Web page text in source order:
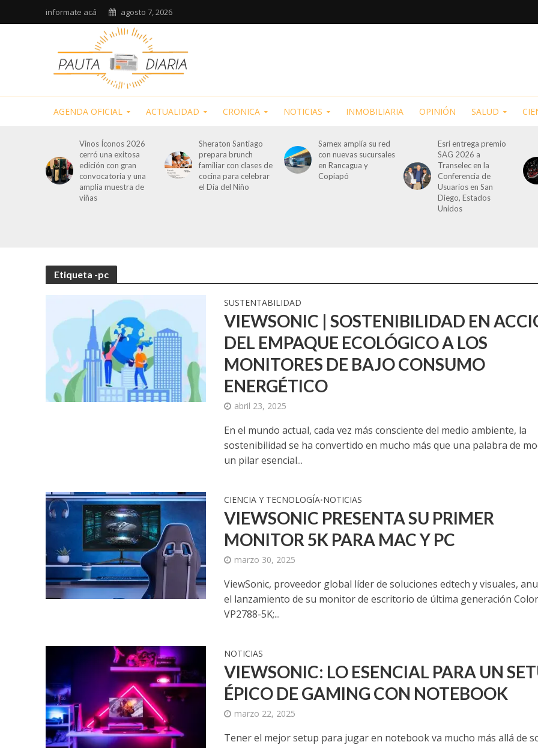
informate acá agosto 7, 2026
AGENDA OFICIAL ACTUALIDAD CRONICA NOTICIAS INMOBILIARIA OPINIÓN SALUD
Vinos Íconos 2026
cerró una exitosa
edición con gran
convocatoria y una
amplia muestra de
viñas
Sheraton Santiago
prepara brunch
familiar con clases de
cocina para celebrar
el Día del Niño
Samex amplía su red
con nuevas sucursales
en Rancagua y
Copiapó
Esri entrega premio
SAG 2026 a
Transelec en la
Conferencia de
Usuarios en San
Diego, Estados
Unidos
Etiqueta -pc
SUSTENTABILIDAD
VIEWSONIC | SOSTENIBILIDAD EN
DEL EMPAQUE ECOLÓGICO A LOS
MONITORES DE BAJO CONSUMO
ENERGÉTICO
abril 23, 2025
En el mundo actual, cada vez más consciente del medio ambiente, la
sostenibilidad se ha convertido en mucho más que una palabra de
un pilar esencial...
CIENCIA Y TECNOLOGÍA•NOTICIAS
VIEWSONIC PRESENTA SU PRIMER
MONITOR 5K PARA MAC Y PC
marzo 30, 2025
ViewSonic, proveedor global líder de soluciones edtech y visuales,
el lanzamiento de su monitor de escritorio de última generación
VP2788-5K;...
NOTICIAS
VIEWSONIC: LO ESENCIAL PARA UN
ÉPICO DE GAMING CON NOTEBOOK
marzo 22, 2025
Tener el mejor setup para jugar en notebook va mucho más allá de